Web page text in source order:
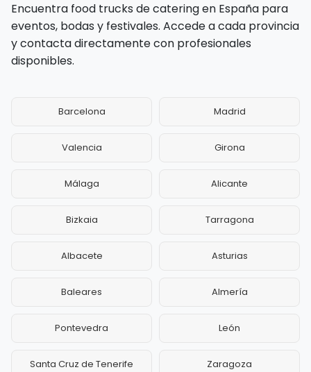
Encuentra food trucks de catering en España para
eventos, bodas y festivales. Accede a cada provincia
y contacta directamente con profesionales
disponibles.
Barcelona Madrid
Valencia Girona
Málaga Alicante
Bizkaia Tarragona
Albacete Asturias
Baleares Almería
Pontevedra León
Santa Cruz de Tenerife Zaragoza